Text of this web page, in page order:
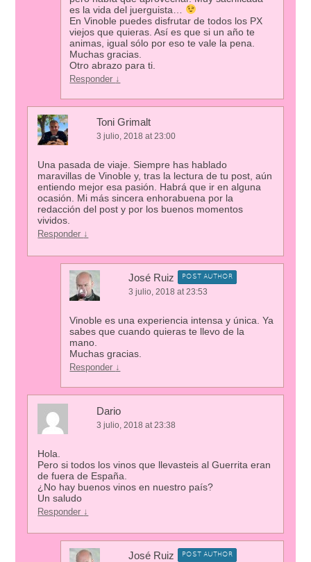
es la vida del juerguista…
En Vinoble puedes disfrutar de todos los PX
viejos que quieras. Así es que si un año te
animas, igual sólo por eso te vale la pena.
Muchas gracias.
Otro abrazo para ti.
Responder ↓
Toni Grimalt
3 julio, 2018 at 23:00
Una pasada de viaje. Siempre has hablado
maravillas de Vinoble y, tras la lectura de tu post, aún
entiendo mejor esa pasión. Habrá que ir en alguna
ocasión. Mi más sincera enhorabuena por la
redacción del post y por los buenos momentos
vividos.
Responder ↓
José Ruiz POST AUTHOR
3 julio, 2018 at 23:53
Vinoble es una experiencia intensa y única. Ya
sabes que cuando quieras te llevo de la
mano.
Muchas gracias.
Responder ↓
Dario
3 julio, 2018 at 23:38
Hola.
Pero si todos los vinos que llevasteis al Guerrita eran
de fuera de España.
¿No hay buenos vinos en nuestro país?
Un saludo
Responder ↓
José Ruiz POST AUTHOR